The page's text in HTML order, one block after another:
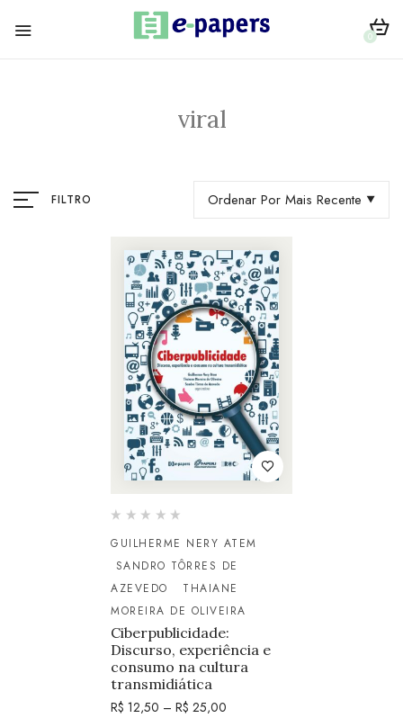
0
viral
FILTRO Ordenar Por Mais Recente
GUILHERME NERY ATEM
SANDRO TÔRRES DE
AZEVEDO
THAIANE
MOREIRA DE OLIVEIRA
Ciberpublicidade:
Discurso, experiência e
consumo na cultura
transmidiática
R$ 12,50 – R$ 25,00